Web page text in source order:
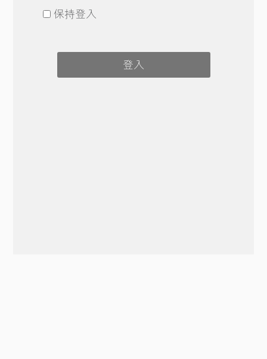
保持登入